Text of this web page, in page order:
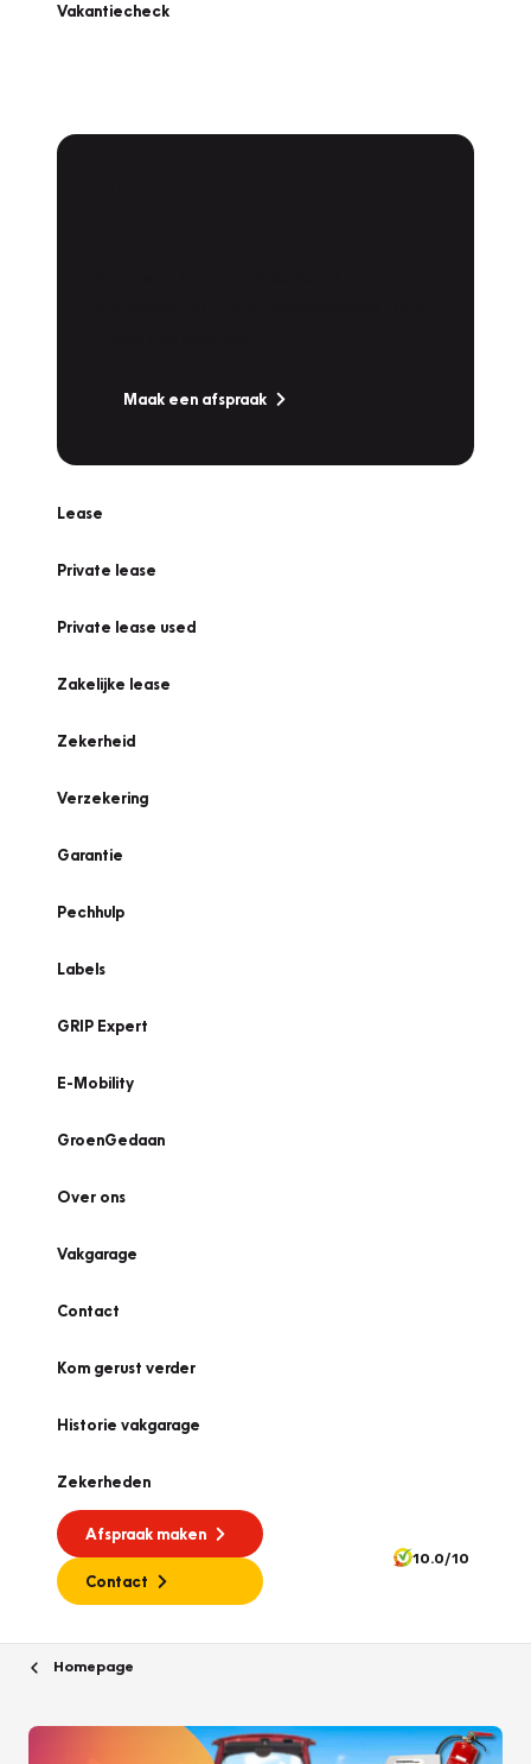
Vakantiecheck
Maak een afspraak
Lease
Private lease
Private lease used
Zakelijke lease
Zekerheid
Verzekering
Garantie
Pechhulp
Labels
GRIP Expert
E-Mobility
GroenGedaan
Over ons
Vakgarage
Contact
Kom gerust verder
Historie vakgarage
Zekerheden
Afspraak maken
Contact
10.0/10
Homepage